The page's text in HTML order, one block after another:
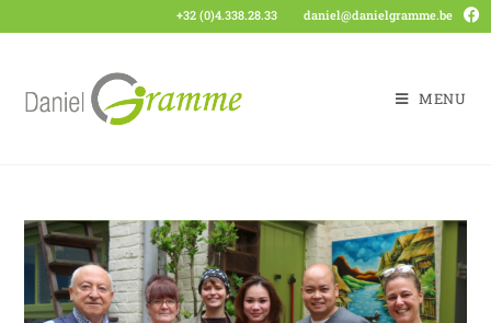
+32 (0)4.338.28.33 daniel@danielgramme.be
MENU